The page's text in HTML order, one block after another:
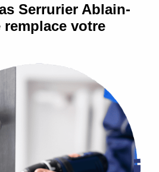
Serrurier Ablain-
remplace votre